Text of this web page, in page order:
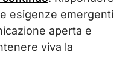
esigenze emergenti
aperta e
viva la